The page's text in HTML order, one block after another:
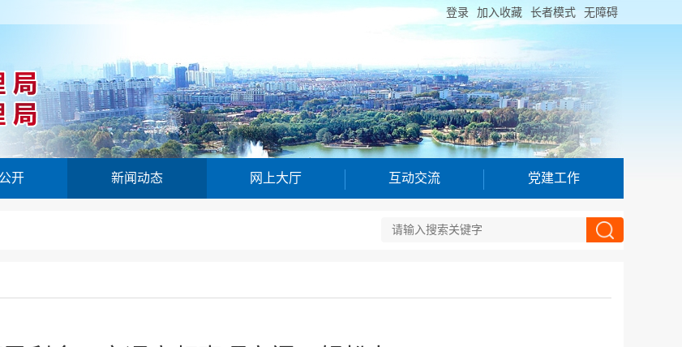
登录 加入收藏 长者模式 无障碍
开 新闻动态 网上大厅 互动交流 党建工作